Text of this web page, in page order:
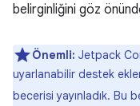
belirginliğini göz
Önemli: Jetpack
uyarlanabilir destek
becerisi yayınladık. Bu